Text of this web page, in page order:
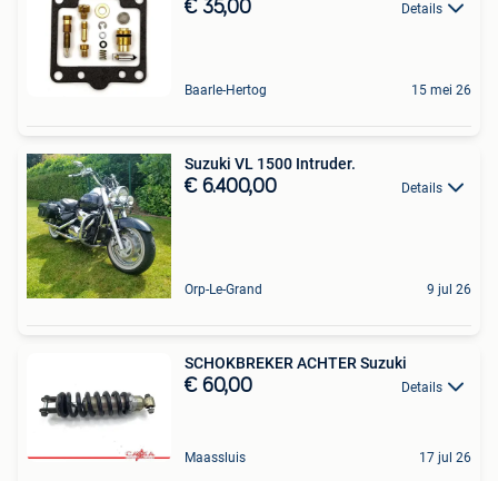
€ 35,00 Details
Baarle-Hertog 15 mei 26
Suzuki VL 1500 Intruder.
€ 6.400,00 Details
Orp-Le-Grand 9 jul 26
SCHOKBREKER ACHTER Suzuki
€ 60,00 Details
Maassluis 17 jul 26